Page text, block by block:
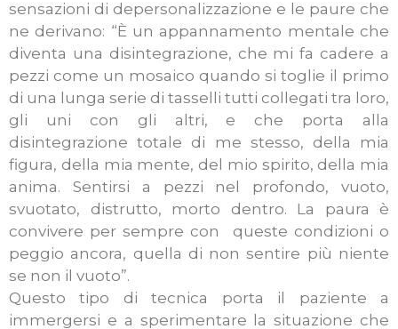
sensazioni di depersonalizzazione e le paure che
ne derivano: “È un appannamento mentale che
diventa una disintegrazione, che mi fa cadere a
pezzi come un mosaico quando si toglie il primo
di una lunga serie di tasselli tutti collegati tra loro,
gli uni con gli altri, e che porta alla
disintegrazione totale di me stesso, della mia
figura, della mia mente, del mio spirito, della mia
anima. Sentirsi a pezzi nel profondo, vuoto,
svuotato, distrutto, morto dentro. La paura è
convivere per sempre con queste condizioni o
peggio ancora, quella di non sentire più niente
se non il vuoto”.
Questo tipo di tecnica porta il paziente a
immergersi e a sperimentare la situazione che